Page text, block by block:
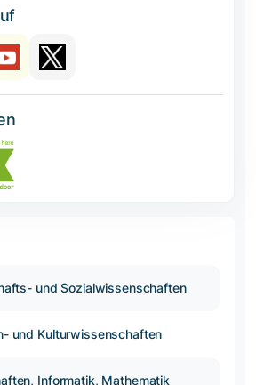
und Sozialwissenschaften
und Kulturwissenschaften
Informatik, Mathematik